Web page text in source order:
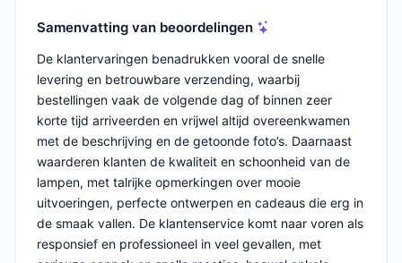
Samenvatting van beoordelingen
De klantervaringen benadrukken vooral de snelle
levering en betrouwbare verzending, waarbij
bestellingen vaak de volgende dag of binnen zeer
korte tijd arriveerden en vrijwel altijd overeenkwamen
met de beschrijving en de getoonde foto’s. Daarnaast
waarderen klanten de kwaliteit en schoonheid van de
lampen, met talrijke opmerkingen over mooie
uitvoeringen, perfecte ontwerpen en cadeaus die erg in
de smaak vallen. De klantenservice komt naar voren als
responsief en professioneel in veel gevallen, met